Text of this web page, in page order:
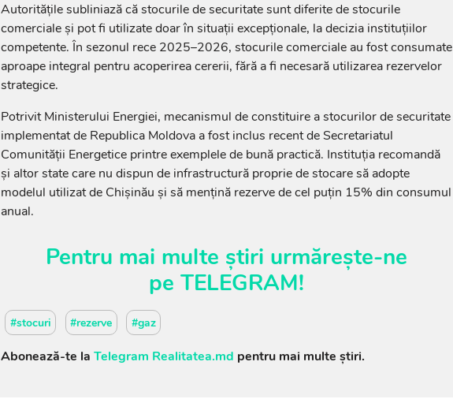
Autoritățile subliniază că stocurile de securitate sunt diferite de stocurile
comerciale și pot fi utilizate doar în situații excepționale, la decizia instituțiilor
competente. În sezonul rece 2025–2026, stocurile comerciale au fost consumate
aproape integral pentru acoperirea cererii, fără a fi necesară utilizarea rezervelor
strategice.
Potrivit Ministerului Energiei, mecanismul de constituire a stocurilor de securitate
implementat de Republica Moldova a fost inclus recent de Secretariatul
Comunității Energetice printre exemplele de bună practică. Instituția recomandă
și altor state care nu dispun de infrastructură proprie de stocare să adopte
modelul utilizat de Chișinău și să mențină rezerve de cel puțin 15% din consumul
anual.
Pentru mai multe știri urmărește-ne
pe TELEGRAM!
#stocuri #rezerve #gaz
Abonează-te la Telegram Realitatea.md pentru mai multe știri.